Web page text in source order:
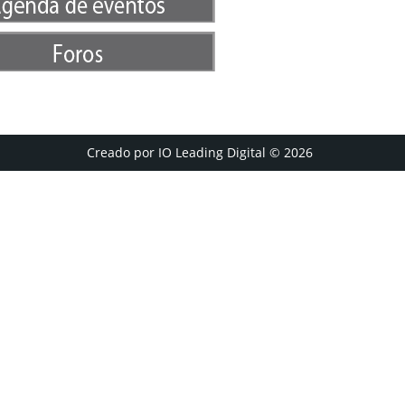
Creado por IO Leading Digital © 2026